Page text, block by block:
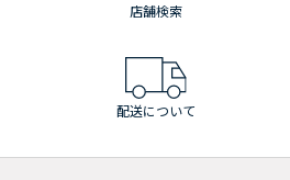
店舗検索
配送について